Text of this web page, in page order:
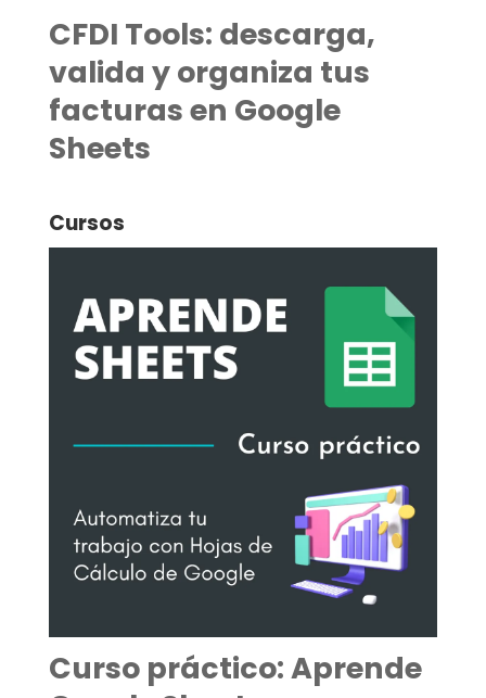
CFDI Tools: descarga,
valida y organiza tus
facturas en Google
Sheets
Cursos
Curso práctico: Aprende